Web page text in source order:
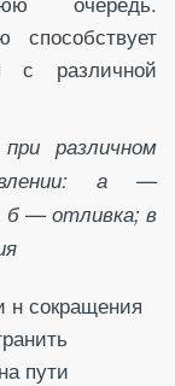
способствует
с различной
различном
а —
б — отливка; в
н сокращения
пути